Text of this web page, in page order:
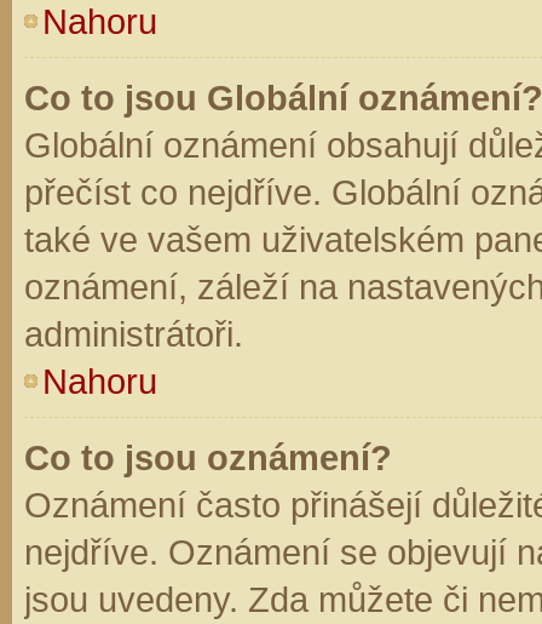
Nahoru
Co to jsou Globální oznámení?
Globální oznámení obsahují
přečíst co nejdříve. Globální
také ve vašem uživatelském
oznámení, záleží na
administrátoři.
Nahoru
Co to jsou oznámení?
Oznámení často přinášejí
nejdříve. Oznámení se objevují
jsou uvedeny. Zda můžete či